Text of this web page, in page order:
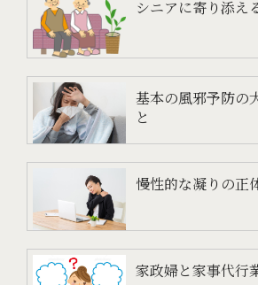
シニアに寄り添え
基本の風邪予防の
と
慢性的な凝りの正
家政婦と家事代行